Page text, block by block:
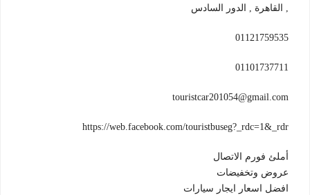
, القاهرة , الدور السادس
01121759535
01101737711
touristcar201054@gmail.com
https://web.facebook.com/touristbuseg?_rdc=1&_rdr
أملئ فورم الاتصال
عروض وتخفيضات
افضل اسعار ايجار سيارات